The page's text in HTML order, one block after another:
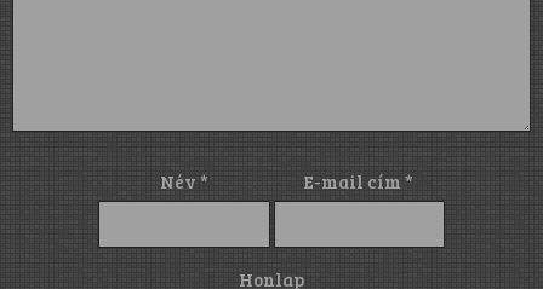
Név * E-mail cím*
Honlap